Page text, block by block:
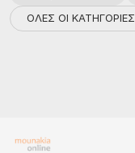
ΟΛΕΣ ΟΙ ΚΑΤΗΓΟΡΙΕΣ